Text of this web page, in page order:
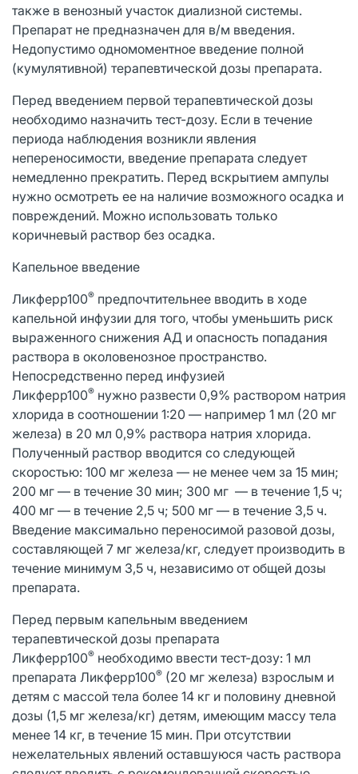
также в венозный участок диализной системы.
Препарат не предназначен для в/м введения.
Недопустимо одномоментное введение полной
(кумулятивной) терапевтической дозы препарата.
Перед введением первой терапевтической дозы
необходимо назначить тест-дозу. Если в течение
периода наблюдения возникли явления
непереносимости, введение препарата следует
немедленно прекратить. Перед вскрытием ампулы
нужно осмотреть ее на наличие возможного осадка и
повреждений. Можно использовать только
коричневый раствор без осадка.
Капельное введение
Ликферр100® предпочтительнее вводить в ходе
капельной инфузии для того, чтобы уменьшить риск
выраженного снижения АД и опасность попадания
раствора в околовенозное пространство.
Непосредственно перед инфузией
Ликферр100® нужно развести 0,9% раствором натрия
хлорида в соотношении 1:20 — например 1 мл (20 мг
железа) в 20 мл 0,9% раствора натрия хлорида.
Полученный раствор вводится со следующей
скоростью: 100 мг железа — не менее чем за 15 мин;
200 мг — в течение 30 мин; 300 мг — в течение 1,5 ч;
400 мг — в течение 2,5 ч; 500 мг — в течение 3,5 ч.
Введение максимально переносимой разовой дозы,
составляющей 7 мг железа/кг, следует производить в
течение минимум 3,5 ч, независимо от общей дозы
препарата.
Перед первым капельным введением
терапевтической дозы препарата
Ликферр100® необходимо ввести тест-дозу: 1 мл
препарата Ликферр100® (20 мг железа) взрослым и
детям с массой тела более 14 кг и половину дневной
дозы (1,5 мг железа/кг) детям, имеющим массу тела
менее 14 кг, в течение 15 мин. При отсутствии
нежелательных явлений оставшуюся часть раствора